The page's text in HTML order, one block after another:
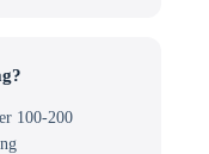
100-200